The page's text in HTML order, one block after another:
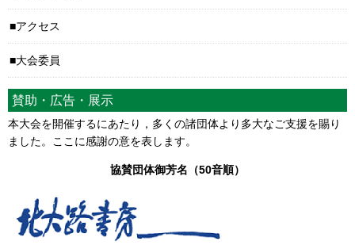
アクセス
大会委員
賛助・広告・展示
本大会を開催するにあたり，多くの諸団体より多大なご支援を賜り
ました。ここに感謝の意を表します。
協賛団体御芳名（50音順）